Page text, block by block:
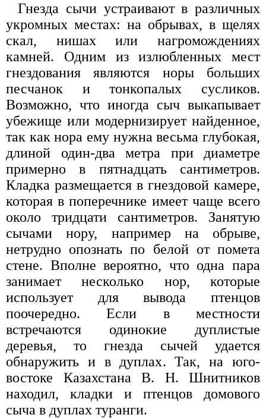
Гнезда сычи устраивают в различных
укромных местах: на обрывах, в щелях
скал, нишах или нагромождениях
камней. Одним из излюбленных мест
гнездования являются норы больших
песчанок и тонкопалых сусликов.
Возможно, что иногда сыч выкапывает
убежище или модернизирует найденное,
так как нора ему нужна весьма глубокая,
длиной один-два метра при диаметре
примерно в пятнадцать сантиметров.
Кладка размещается в гнездовой камере,
которая в поперечнике имеет чаще всего
около тридцати сантиметров. Занятую
сычами нору, например на обрыве,
нетрудно опознать по белой от помета
стене. Вполне вероятно, что одна пара
занимает несколько нор, которые
использует для вывода птенцов
поочередно. Если в местности
встречаются одинокие дуплистые
деревья, то гнезда сычей удается
обнаружить и в дуплах. Так, на юго-
востоке Казахстана В. Н. Шнитников
находил, кладки и птенцов домового
сыча в дуплах туранги.